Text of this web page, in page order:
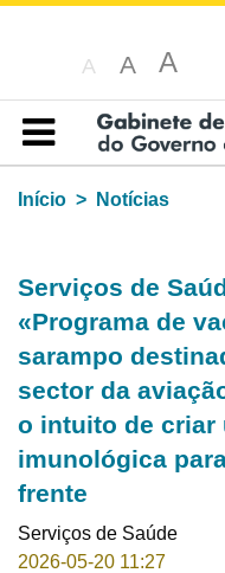
A A A
Índice
Início
Notícias
Serviços de
«Programa de
sarampo
sector da
o intuito de criar
imunológica
frente
Serviços de Saúde
2026-05-20 11:27